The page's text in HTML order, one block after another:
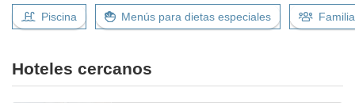
Piscina Menús para dietas especiales
Hoteles cercanos